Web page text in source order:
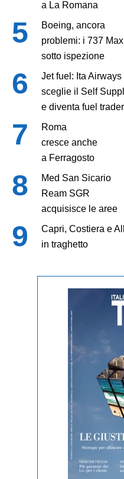
a La Romana
Boeing, ancora
problemi: i 737 Max
sotto ispezione
Jet fuel: Ita Airways
sceglie il Self
e diventa fuel trader
Roma
cresce anche
a Ferragosto
Med San Sicario
Ream SGR
acquisisce le aree
Capri, Costiera e
in traghetto